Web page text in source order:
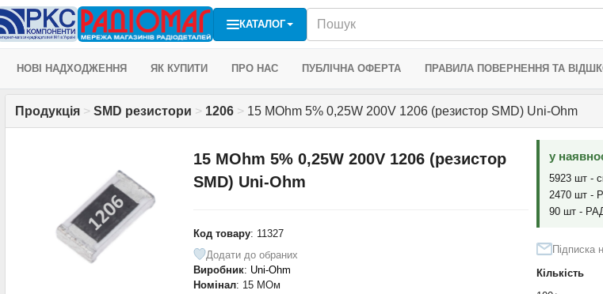
КАТАЛОГ
НОВІ НАДХОДЖЕННЯ ЯК КУПИТИ ПРО НАС ПУБЛІЧНА ОФЕРТА ПРАВИЛА ПОВЕРНЕННЯ ТА
Продукція > SMD резистори > 1206 > 15 MOhm 5% 0,25W 200V 1206 (резистор SMD) Uni-Ohm
15 MOhm 5% 0,25W 200V 1206 (резистор
SMD) Uni-Ohm
Код товару: 11327
Додати до обраних
Виробник: Uni-Ohm
Номінал: 15 МОм
у
5923 шт -
2470 шт -
90 шт -
Підписка
Кількість